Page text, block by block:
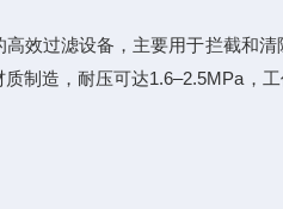
效过滤设备，主要用于拦截和
制造，耐压可达1.6–2.5MPa